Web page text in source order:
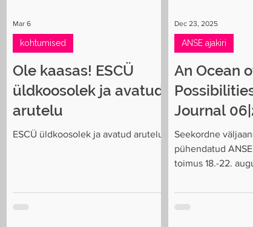
Ole kaasas! ESCÜ
üldkoosolek ja avatud
arutelu
ESCÜ üldkoosolek ja avatud arutelu
kohtumised
Mar 6
An Ocean
Journal
Seekordne
pühendatud
toimus 18.-22.
Juhtkiri:
ANSE ajakiri
Dec 23, 2025